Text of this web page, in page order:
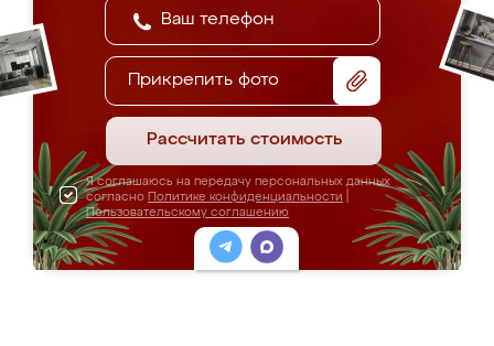
Прикрепить фото
Рассчитать стоимость
Я соглашаюсь на передачу персональных данных
согласно Политике конфиденциальности
Пользовательскому соглашению